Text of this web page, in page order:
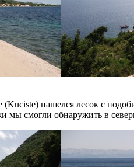
нашелся лесок с
мы смогли обнаружить в